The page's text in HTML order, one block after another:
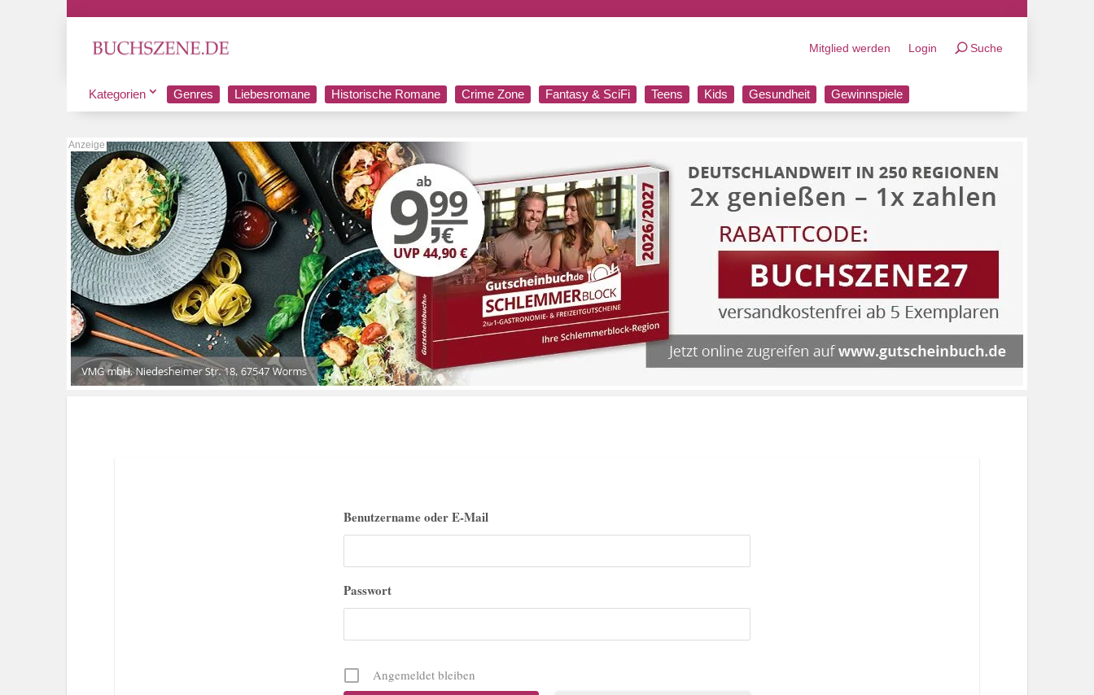
Mitglied werden Login Suche
Kategorien Genres Liebesromane Historische Romane Crime Zone Fantasy & SciFi Teens Kids Gesundheit Gewinnspiele
Benutzername oder E-Mail
Passwort
Angemeldet bleiben